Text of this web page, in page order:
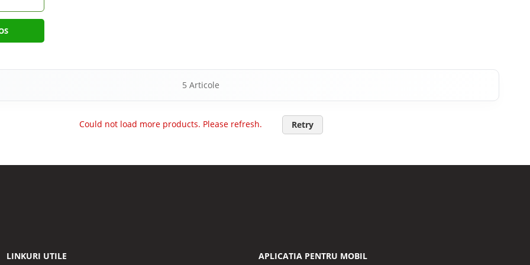
5 Articole
Could not load more products. Please refresh. Retry
LINKURI UTILE APLICATIA PENTRU MOBIL